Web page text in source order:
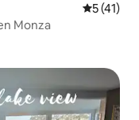
5 (41)
Monza